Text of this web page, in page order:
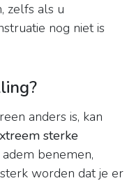
zelfs als u
nog niet is
anders is, kan
sterke
benemen,
worden dat je er